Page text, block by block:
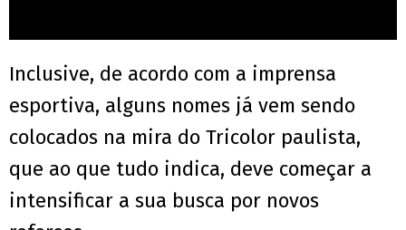
Inclusive, de acordo com a imprensa
esportiva, alguns nomes já vem sendo
colocados na mira do Tricolor paulista,
que ao que tudo indica, deve começar a
intensificar a sua busca por novos